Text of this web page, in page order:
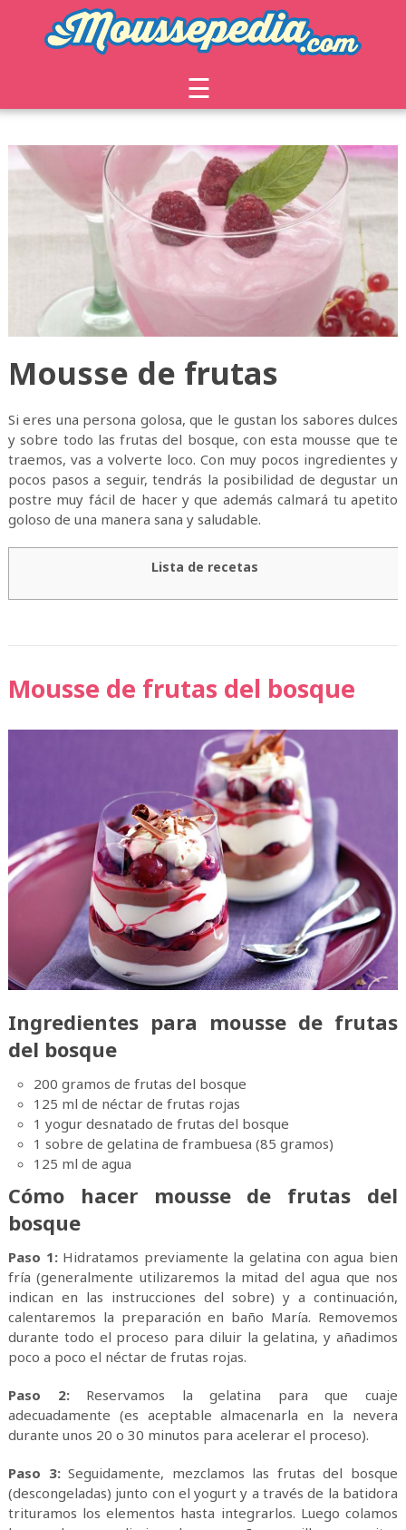
☰
Mousse de frutas
Si eres una persona golosa, que le gustan los sabores dulces
y sobre todo las frutas del bosque, con esta mousse que te
traemos, vas a volverte loco. Con muy pocos ingredientes y
pocos pasos a seguir, tendrás la posibilidad de degustar un
postre muy fácil de hacer y que además calmará tu apetito
goloso de una manera sana y saludable.
Lista de recetas
Mousse de frutas del bosque
Ingredientes para mousse de frutas
del bosque
200 gramos de frutas del bosque
125 ml de néctar de frutas rojas
1 yogur desnatado de frutas del bosque
1 sobre de gelatina de frambuesa (85 gramos)
125 ml de agua
Cómo hacer mousse de frutas del
bosque
Paso 1:Hidratamos previamente la gelatina con agua bien
fría (generalmente utilizaremos la mitad del agua que nos
indican en las instrucciones del sobre) y a continuación,
calentaremos la preparación en baño María. Removemos
durante todo el proceso para diluir la gelatina, y añadimos
poco a poco el néctar de frutas rojas.
Paso 2:Reservamos la gelatina para que cuaje
adecuadamente (es aceptable almacenarla en la nevera
durante unos 20 o 30 minutos para acelerar el proceso).
Paso 3:Seguidamente, mezclamos las frutas del bosque
(descongeladas) junto con el yogurt y a través de la batidora
trituramos los elementos hasta integrarlos. Luego colamos